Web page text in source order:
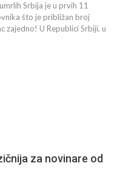
Srbija je u prvih 11
što je približan broj
zajedno! U Republici Srbiji, u
za novinare od